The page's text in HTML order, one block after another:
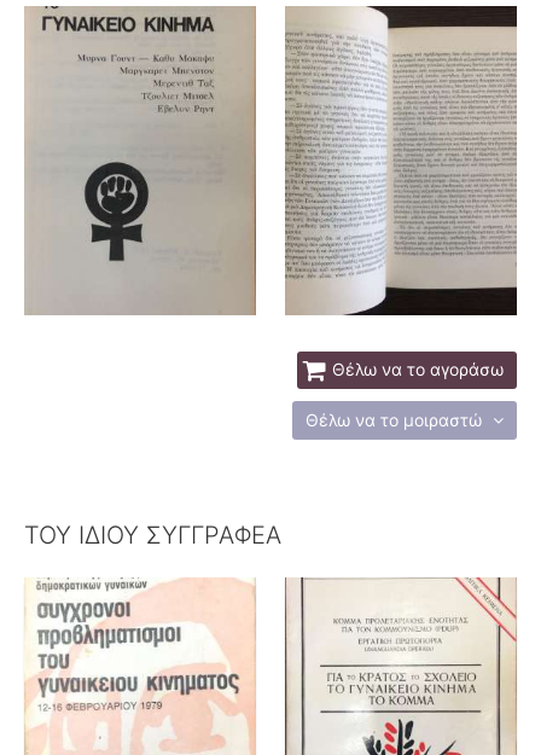
Θέλω να το αγοράσω
Θέλω να το μοιραστώ
ΤΟΥ ΙΔΙΟΥ ΣΥΓΓΡΑΦΕΑ